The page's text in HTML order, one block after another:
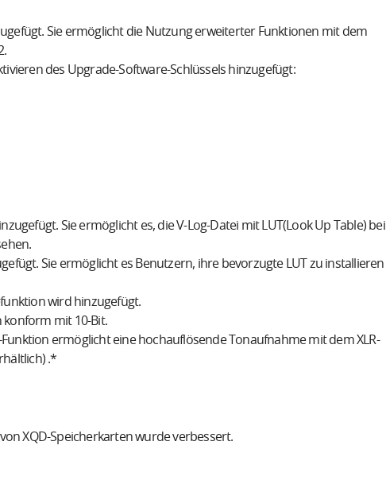
Sie ermöglicht die Nutzung erweiterter Funktionen mit dem
des Upgrade-Software-Schlüssels hinzugefügt:
Sie ermöglicht es, die V-Log-Datei mit LUT(Look Up Table) bei
Sie ermöglicht es Benutzern, ihre bevorzugte LUT zu installieren
wird hinzugefügt.
konform mit 10-Bit.
ermöglicht eine hochauflösende Tonaufnahme mit dem XLR-
.*
XQD-Speicherkarten wurde verbessert.